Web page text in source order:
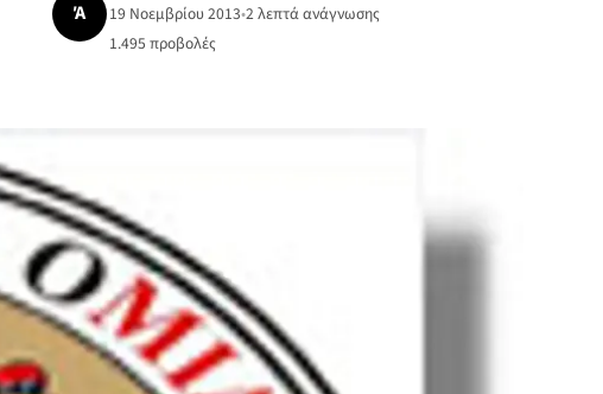
Ά 19 Νοεμβρίου 2013•2 λεπτά ανάγνωσης
1.495 προβολές